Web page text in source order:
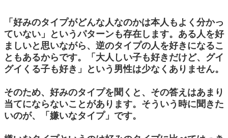
「好みのタイプがどんな人なのかは本人もよく分かっ
ていない」というパターンも存在します。ある人を好
ましいと思いながら、逆のタイプの人を好きになるこ
ともあるからです。「大人しい子も好きだけど、グイ
グイくる子も好き」という男性は少なくありません。
そのため、好みのタイプを聞くと、その答えはあまり
当てにならないことがあります。そういう時に聞きた
いのが、「嫌いなタイプ」です。